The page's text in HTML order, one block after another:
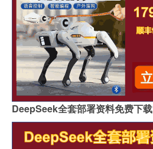
DeepSeek全套部署资料免费下载